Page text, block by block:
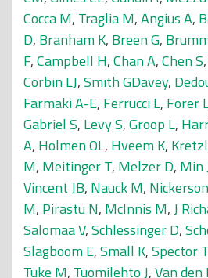
Cocca M, Traglia M,Angius A,
D, Branham K, Breen G,
F,Campbell H,Chan A,Chen S,
Corbin LJ,Smith GDavey,
Farmaki A-E, Ferrucci L, Forer
Gabriel S, Levy S,Groop L,
A, Holmen OL, Hveem K,
M, Meitinger T, Melzer D, Min
Vincent JB, Nauck M,
M, Pirastu N, McInnis M,J
Salomaa V,Schlessinger D,
Slagboom E,Small K,Spector T
Tuke M, Tuomilehto J,Van den